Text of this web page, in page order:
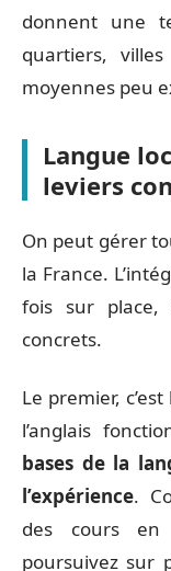
donnent une
quartiers,
moyennes peu
Langue
leviers
On peut gérer
la France.
fois sur
concrets.
Le premier,
l’anglais
bases de la
l’expérience.
des cours
poursuivez sur